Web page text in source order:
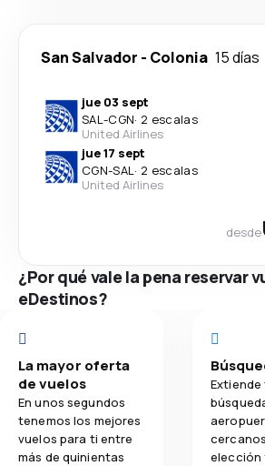
San Salvador - Colonia 15 días
jue 03 sept
SAL-CGN· 2 escalas
United Airlines
jue 17 sept
CGN-SAL· 2 escalas
United Airlines
desde
¿Por qué vale la pena reservar
eDestinos?
La mayor oferta
de vuelos
En unos segundos
tenemos los mejores
vuelos para ti entre
más de quinientas
Extiende
elección